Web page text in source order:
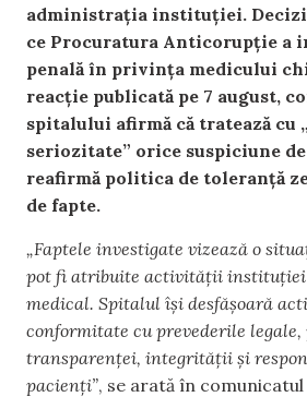
administrația instituției.
ce Procuratura Anticorupție a
penală în privința medicului
reacție publicată pe 7 august,
spitalului afirmă că tratează cu
seriozitate” orice suspiciune
reafirmă politica de toleranță
de fapte.
„Faptele investigate vizează o
pot fi atribuite activității instituției
medical. Spitalul își desfășoară
conformitate cu prevederile
transparenței, integrității și
pacienți”, se arată în